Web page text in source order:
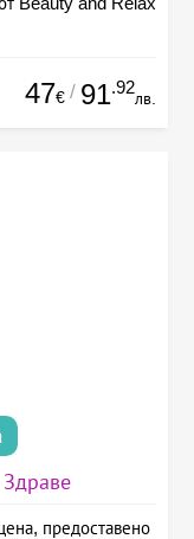
47€ / 91.92
лв.
предоставено